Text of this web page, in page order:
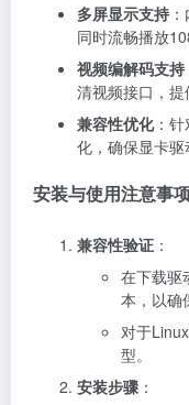
多屏显示支持
同时流畅播放
视频编解码支持
清视频接口，提
兼容性优化：针
化，确保显卡驱
安装与使用注意事
兼容性验证 ：
在下载驱
本，以确
对于
型。
安装步骤 ：